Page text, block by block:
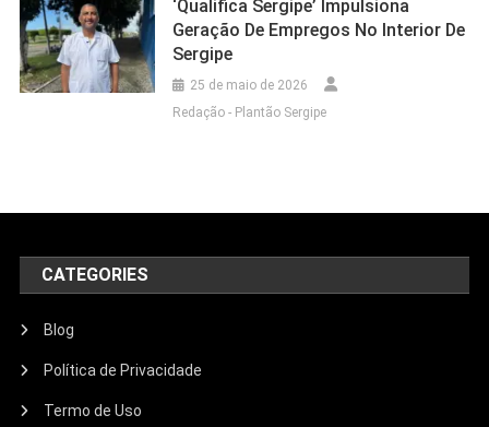
‘Qualifica Sergipe’ Impulsiona
Geração De Empregos No Interior De
Sergipe
25 de maio de 2026
Redação - Plantão Sergipe
CATEGORIES
Blog
Política de Privacidade
Termo de Uso